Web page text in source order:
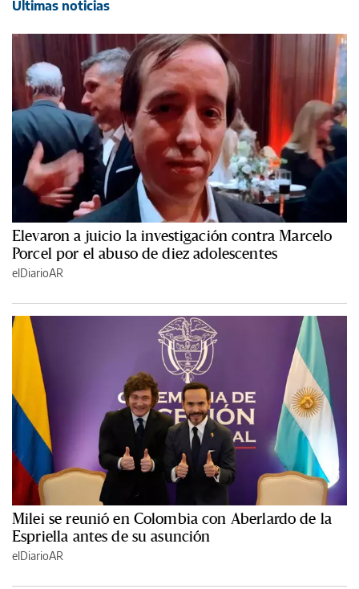
Últimas noticias
Elevaron a juicio la investigación contra Marcelo
Porcel por el abuso de diez adolescentes
elDiarioAR
Milei se reunió en Colombia con Aberlardo de la
Espriella antes de su asunción
elDiarioAR